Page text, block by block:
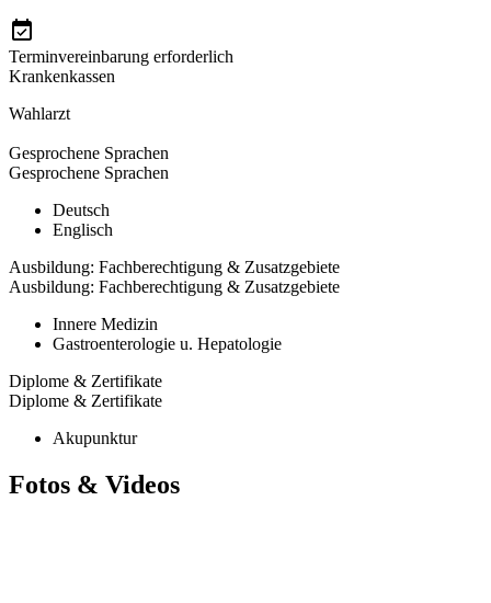
Terminvereinbarung erforderlich
Krankenkassen
Wahlarzt
Gesprochene Sprachen
Gesprochene Sprachen
Deutsch
Englisch
Ausbildung: Fachberechtigung & Zusatzgebiete
Ausbildung: Fachberechtigung & Zusatzgebiete
Innere Medizin
Gastroenterologie u. Hepatologie
Diplome & Zertifikate
Diplome & Zertifikate
Akupunktur
Fotos & Videos